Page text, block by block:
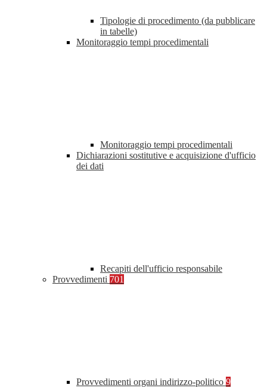
Tipologie di procedimento (da pubblicare
in tabelle)
Monitoraggio tempi procedimentali
Monitoraggio tempi procedimentali
Dichiarazioni sostitutive e acquisizione d'ufficio
dei dati
Recapiti dell'ufficio responsabile
Provvedimenti 701
Provvedimenti organi indirizzo-politico 9